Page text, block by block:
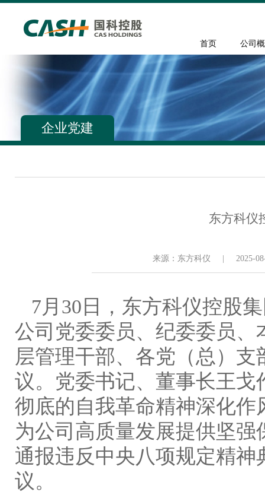
首页 公司
企业党建
东方科仪
来源：东方科仪 2025-
7月30日，东方科仪控股
公司党委委员、纪委委员
层管理干部、各党（总）
议。党委书记、董事长王
彻底的自我革命精神深化
为公司高质量发展提供坚
通报违反中央八项规定精
议。